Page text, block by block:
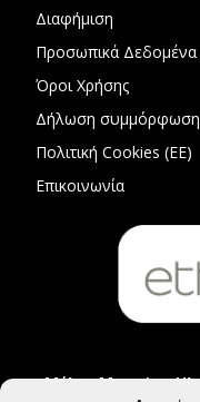
Διαφήμιση
Προσωπικά Δεδομένα
Όροι Χρήσης
Δήλωση
Πολιτική Cookies (ΕΕ)
Επικοινωνία
Μέλος Μητρώου